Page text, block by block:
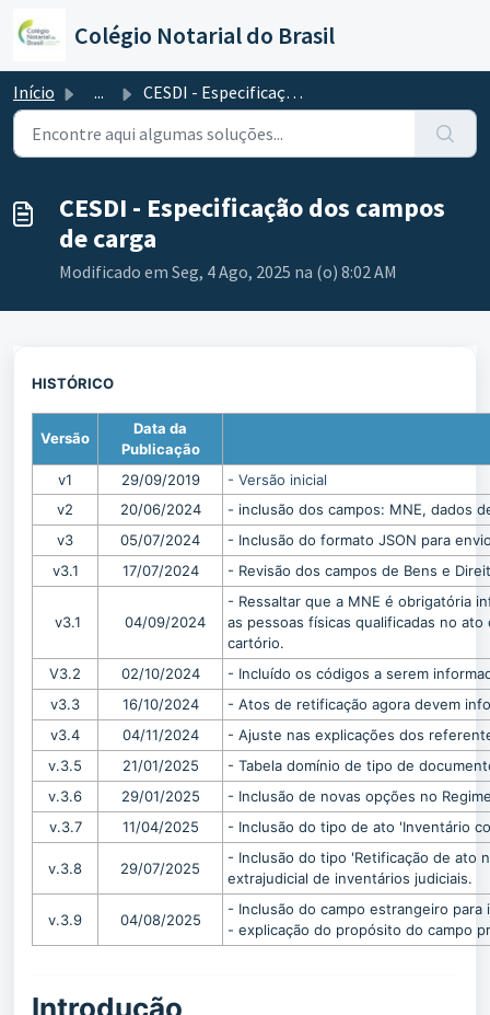
Colégio Notarial do Brasil
Início ... CESDI - Especificação dos campos de carga
CESDI - Especificação dos campos
de carga
Modificado em Seg, 4 Ago, 2025 na (o) 8:02 AM
HISTÓRICO
Versão
Data da
Publicação
v1
29/09/2019
- Versão inicial
v2
20/06/2024
- inclusão dos campos: MNE, dados
v3
05/07/2024
- Inclusão do formato JSON para
v3.1
17/07/2024 - Revisão dos campos de Bens e
v3.1 04/09/2024
- Ressaltar que a MNE é obrigatória
as pessoas físicas qualificadas no
cartório.
V3.2
02/10/2024
- Incluído os códigos a serem
v3.3
16/10/2024
- Atos de retificação agora devem
v3.4
04/11/2024
- Ajuste nas explicações dos
v.3.5
21/01/2025
- Tabela domínio de tipo de
v.3.6
29/01/2025
- Inclusão de novas opções no
v.3.7
11/04/2025 - Inclusão do tipo de ato 'Inventário
v.3.8 29/07/2025
- Inclusão do tipo 'Retificação de ato
extrajudicial de inventários judiciais.
v.3.9 04/08/2025
- Inclusão do campo estrangeiro
- explicação do propósito do campo
Introdução